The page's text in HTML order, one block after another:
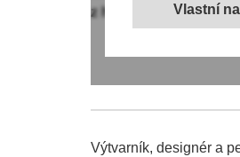
Vlastní
z hvězd českého
Výtvarník, designér a